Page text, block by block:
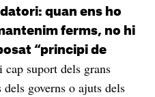
quan ens ho
ferms, no hi
“principi de
cap suport dels grans
governs o ajuts dels